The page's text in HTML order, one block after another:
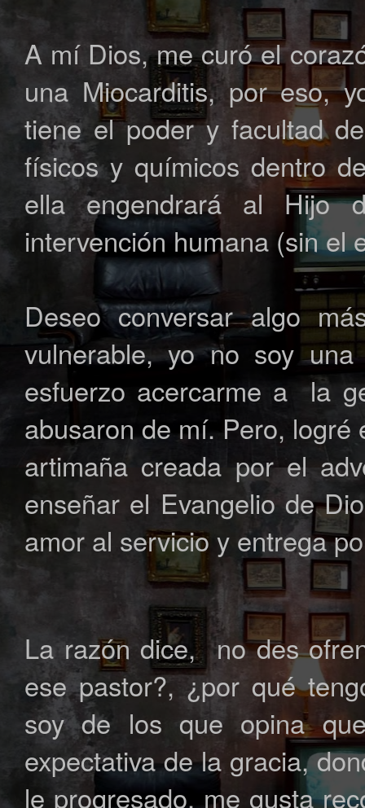
A mí Dios, me curó el
una Miocarditis, por eso,
tiene el poder y facultad
físicos y químicos dentro
ella engendrará al Hijo
intervención humana (sin el
Deseo conversar algo
vulnerable, yo no soy
esfuerzo acercarme a la
abusaron de mí. Pero,
artimaña creada por el
enseñar el Evangelio de
amor al servicio y entrega
La razón dice, no des
ese pastor?, ¿por qué
soy de los que opina
expectativa de la gracia,
le progresado, me gusta